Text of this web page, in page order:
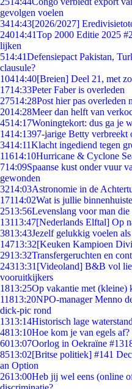
gevolgen voelen
3414:43[2026/2027]
24014:41Top 2000 Editie 2025
lijken
514:41Defensiepact Pakistan,
clausule?
10414:40[Breien] Deel 21, met
1714:33Peter Faber is overleden
27514:28Post hier pas overleden
2014:28Meer dan helft van
4514:17Woningtekort: dus ga je
1414:1397-jarige Betty verbreekt
3414:11Klacht ingediend tegen
11614:10Hurricane & Cyclone
714:09Spaanse kust onder vuur
gewonden
3214:03Astronomie in de
17114:02Wat is jullie
2513:56Levenslang voor man
13113:47[Nederlands Elftal] Op
3813:43Jezelf gelukkig voelen
14713:32[Keuken Kampioen
2913:32Transfergeruchten en
24313:31 [Videoland] B&B vol
vooruitkijkers
1813:25Op vakantie met (kleine)
11813:20NPO-manager Menno
dick-pic rond
1313:14Historisch lage
4813:10Hoe kom je van egels af?
6013:07Oorlog in Oekraïne
8513:02[Britse politiek] #141
an Option
2613:00Heb jij wel eens (online